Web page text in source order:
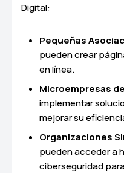
Digital:
Pequeñas
pueden crear
en línea.
Microempresas
implementar
mejorar su
Organizaciones
pueden acceder a
ciberseguridad